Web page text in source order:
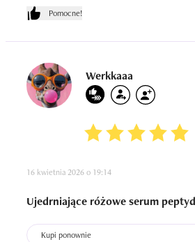
Pomocne!
Werkkaaa
16 kwietnia 2026 o 19:14
Ujedrniające różowe serum
Kupi ponownie